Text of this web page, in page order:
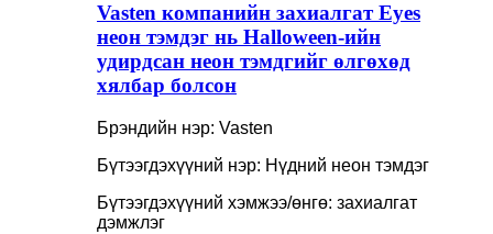
Vasten компанийн захиалгат Eyes
неон тэмдэг нь Halloween-ийн
удирдсан неон тэмдгийг өлгөхөд
хялбар болсон
Брэндийн нэр: Vasten
Бүтээгдэхүүний нэр: Нүдний неон тэмдэг
Бүтээгдэхүүний хэмжээ/өнгө: захиалгат
дэмжлэг